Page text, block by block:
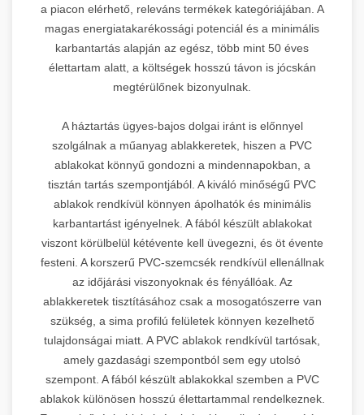
a piacon elérhető, releváns termékek kategóriájában. A
magas energiatakarékossági potenciál és a minimális
karbantartás alapján az egész, több mint 50 éves
élettartam alatt, a költségek hosszú távon is jócskán
megtérülőnek bizonyulnak.
A háztartás ügyes-bajos dolgai iránt is előnnyel
szolgálnak a műanyag ablakkeretek, hiszen a PVC
ablakokat könnyű gondozni a mindennapokban, a
tisztán tartás szempontjából. A kiváló minőségű PVC
ablakok rendkívül könnyen ápolhatók és minimális
karbantartást igényelnek. A fából készült ablakokat
viszont körülbelül kétévente kell üvegezni, és öt évente
festeni. A korszerű PVC-szemcsék rendkívül ellenállnak
az időjárási viszonyoknak és fényállóak. Az
ablakkeretek tisztításához csak a mosogatószerre van
szükség, a sima profilú felületek könnyen kezelhető
tulajdonságai miatt. A PVC ablakok rendkívül tartósak,
amely gazdasági szempontból sem egy utolsó
szempont. A fából készült ablakokkal szemben a PVC
ablakok különösen hosszú élettartammal rendelkeznek.